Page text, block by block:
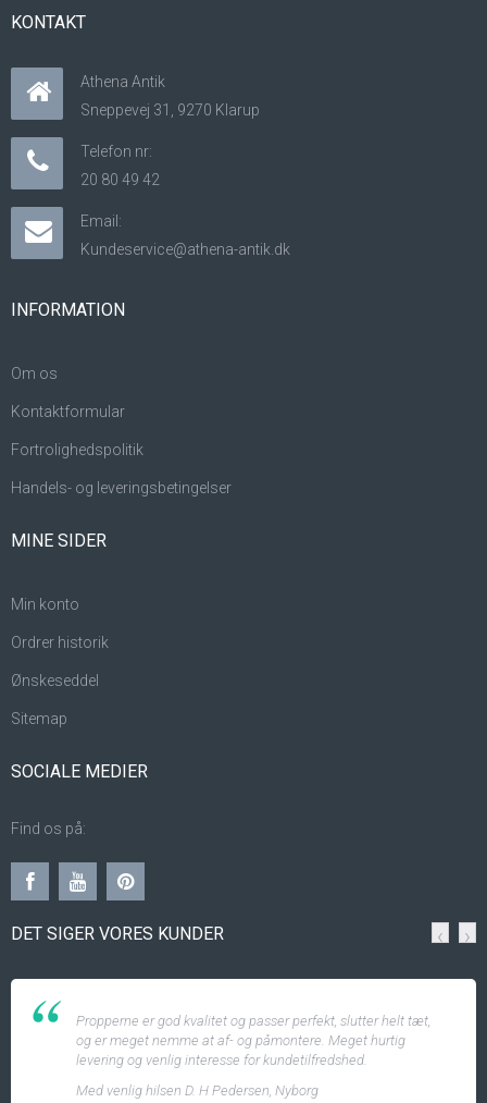
KONTAKT
Athena Antik
Sneppevej 31, 9270 Klarup
Telefon nr:
20 80 49 42
Email:
Kundeservice@athena-antik.dk
INFORMATION
Om os
Kontaktformular
Fortrolighedspolitik
Handels- og leveringsbetingelser
MINE SIDER
Min konto
Ordrer historik
Ønskeseddel
Sitemap
SOCIALE MEDIER
Find os på:
DET SIGER VORES KUNDER
Propperne er god kvalitet og passer perfekt, slutter helt tæt,
og er meget nemme at af- og påmontere. Meget hurtig
levering og venlig interesse for kundetilfredshed.
Med venlig hilsen D. H Pedersen, Nyborg
‹ ›